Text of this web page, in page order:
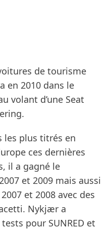
de tourisme
en 2010 dans le
volant d’une Seat
les plus titrés en
ces dernières
il a gagné le
et 2009 mais aussi
et 2008 avec des
Nykjær a
pour SUNRED et